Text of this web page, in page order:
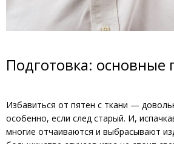
Подготовка: основные
Избавиться от пятен с ткани —
особенно, если след старый. И,
многие отчаиваются и выбрасывают